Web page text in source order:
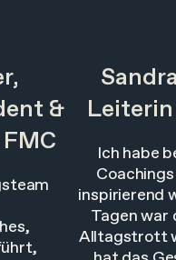
&
Ich habe
inspirierend
Tagen
Alltagstrott